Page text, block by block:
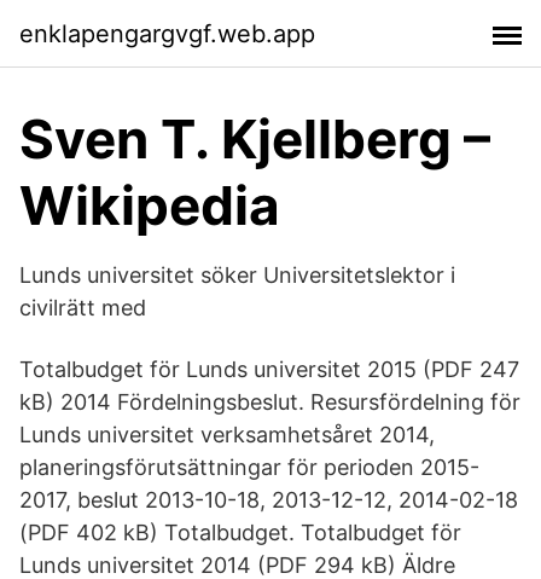
enklapengargvgf.web.app
Sven T. Kjellberg –
Wikipedia
Lunds universitet söker Universitetslektor i
civilrätt med
Totalbudget för Lunds universitet 2015 (PDF 247
kB) 2014 Fördelningsbeslut. Resursfördelning för
Lunds universitet verksamhetsåret 2014,
planeringsförutsättningar för perioden 2015-
2017, beslut 2013-10-18, 2013-12-12, 2014-02-18
(PDF 402 kB) Totalbudget. Totalbudget för
Lunds universitet 2014 (PDF 294 kB) Äldre